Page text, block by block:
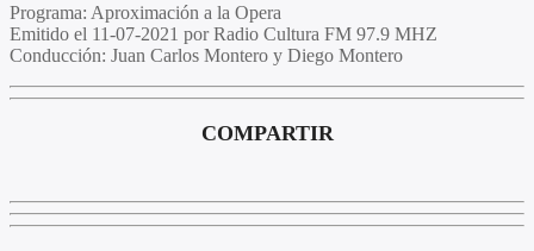
Programa: Aproximación a la Opera
Emitido el 11-07-2021 por Radio Cultura FM 97.9 MHZ
Conducción: Juan Carlos Montero y Diego Montero
COMPARTIR